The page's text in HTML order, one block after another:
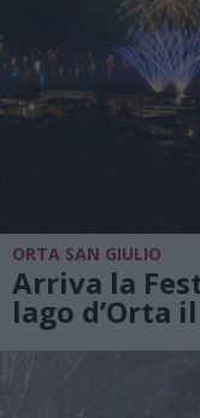
ORTA SAN GIULIO
Arriva la
lago d’Orta